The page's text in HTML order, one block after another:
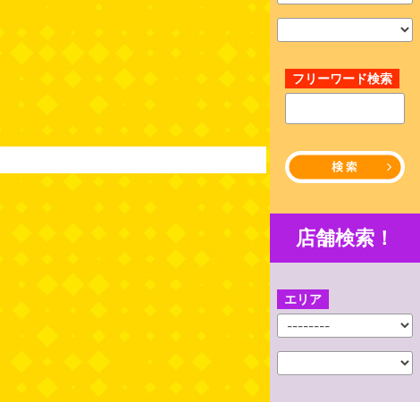
フリーワード検索
店舗検索！
エリア